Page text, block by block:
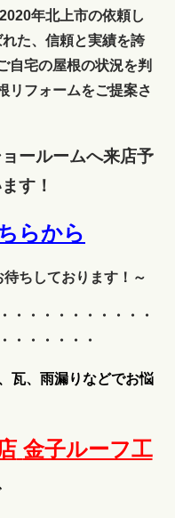
年北上市の依頼し
た、信頼と実績を誇
自宅の屋根の状況を判
リフォームをご提案さ
ールームへ来店予
す！
らから
ちしております！～
・・・・・・・・・・
・・・・・・
瓦、雨漏りなどでお悩
金子ルーフ工